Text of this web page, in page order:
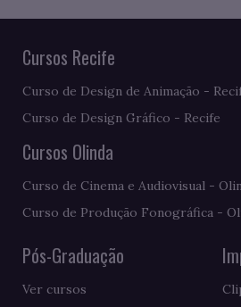
Cursos Recife
Curso de Design de Animação -
Curso de Design Gráfico - Recife
Cursos Olinda
Curso de Cinema e Audiovisual -
Curso de Produção Fonográfica -
Pós-Graduação
Ver cursos